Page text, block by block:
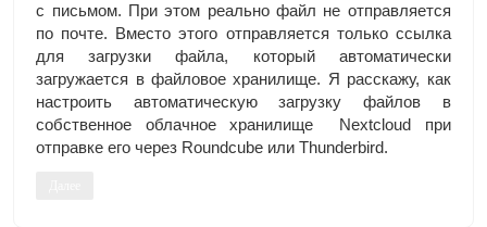
с письмом. При этом реально файл не отправляется
по почте. Вместо этого отправляется только ссылка
для загрузки файла, который автоматически
загружается в файловое хранилище. Я расскажу, как
настроить автоматическую загрузку файлов в
собственное облачное хранилище Nextcloud при
отправке его через Roundcube или Thunderbird.